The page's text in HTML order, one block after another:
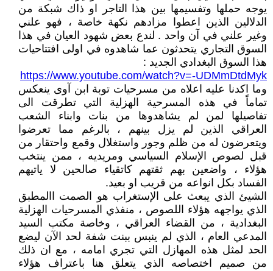
يوجه حملها وتفسيمها بين هذا التاجر او ذاك شبكة من
الدلالين الذين اعطوا مزادهم نكهة خاصة ، فهو علني
وغير علني في آن واحد . لندع بعض شهود العيان في هذا
السوق التجاري يتحدثون عما شاهدوه في اولى افتتاحيات
هذا السوق البغدادي الجديد :
https://www.youtube.com/watch?v=-UDMmDtdMyk
وما اكدنا عليه اعلاه من مسرحيات توبة ابن آوى ينعكس
تماماً في هذه المسرحية الهزلية التي تطرقت الى
تفاصيلها لمن لم يشاهدوها من بنات وابناء الشعب
العراقي الذين لم يزل بينهم ، بالرغم مما تعرضوا
ويتعرضون له من ظلم وجور واستغلال وقمع واحتقار من
قبل لصوص الإسلام السياسي ومريديه ، ممن ينتخب
هؤلاء ، واضعين بهم ثقتهم كاتقياء صالحين لا ياتيهم
الفساد بكل انواعه من قريب او بعيد.
الشيئ الذي يبعث على الإستغراب هو الصمت االمطبق
الذي يواجهه هؤلاء اللصوص ، منفذي المسرحيات الهزلية
البغدادية ، من القضاء العراقي ، وخاصة مكتب السيد
المدعي العام ، الذي لم ينبس ببنت شفة لحد الآن ليضع
الحد لمثل هذه المهازل التي تجري امامه ، مع ان ذلك
من صميم اختصاصه الذي يتعلق هنا باعتراف هؤلاء